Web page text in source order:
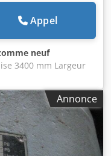
Appel
neuf
3400 mm Largeur
Diamètre du
tourillon de palier
mm Matériau ALU
de 3 pouces, 5
Annonce